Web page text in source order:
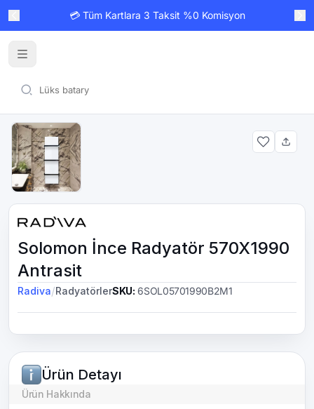
💳 Tüm Kartlara 3 Taksit %0 Komisyon
Solomon İnce Radyatör 570X1990
Antrasit
Radiva/RadyatörlerSKU: 6SOL05701990B2M1
Ürün Detayı
Ürün Hakkında